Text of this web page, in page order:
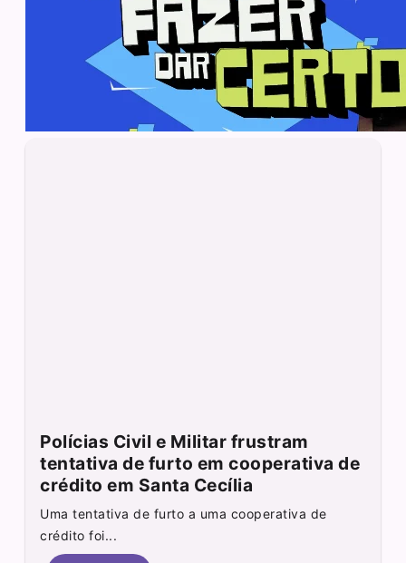
Polícias Civil e Militar frustram
tentativa de furto em cooperativa de
crédito em Santa Cecília
Uma tentativa de furto a uma cooperativa de
crédito foi...